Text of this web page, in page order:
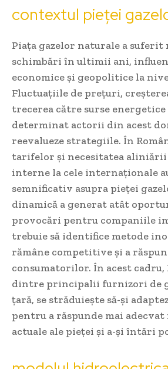
contextul pieței
Piața gazelor naturale a suferit
schimbări în ultimii ani,
economice și geopolitice la
Fluctuațiile de prețuri,
trecerea către surse energetice
determinat actorii din acest
reevalueze strategiile. În
tarifelor și necesitatea
interne la cele internaționale
semnificativ asupra pieței
dinamică a generat atât
provocări pentru companiile
trebuie să identifice metode
rămâne competitive și a
consumatorilor. În acest cadru,
dintre principalii furnizori de
țară, se străduiește să-și
pentru a răspunde mai
actuale ale pieței și a-și întări